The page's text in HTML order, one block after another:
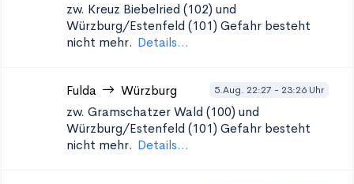
zw. Kreuz Biebelried (102) und
Würzburg/Estenfeld (101) Gefahr besteht
nicht mehr. Details...
Fulda Würzburg 5.Aug. 22:27 - 23:26 Uhr
zw. Gramschatzer Wald (100) und
Würzburg/Estenfeld (101) Gefahr besteht
nicht mehr. Details...